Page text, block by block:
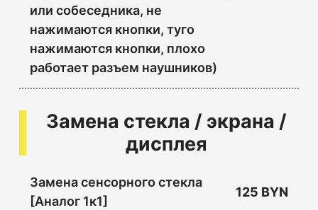
или собеседника, не
нажимаются кнопки, туго
нажимаются кнопки, плохо
работает разъем наушников)
Замена стекла / экрана /
дисплея
Замена сенсорного стекла
[Аналог 1к1]
125 BYN